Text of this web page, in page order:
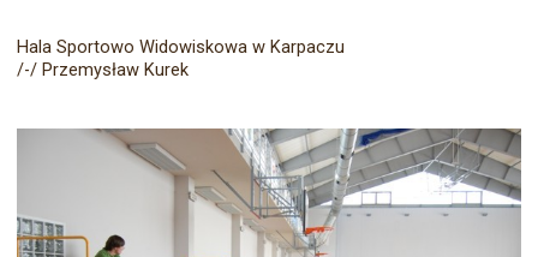
Hala Sportowo Widowiskowa w Karpaczu
/-/ Przemysław Kurek